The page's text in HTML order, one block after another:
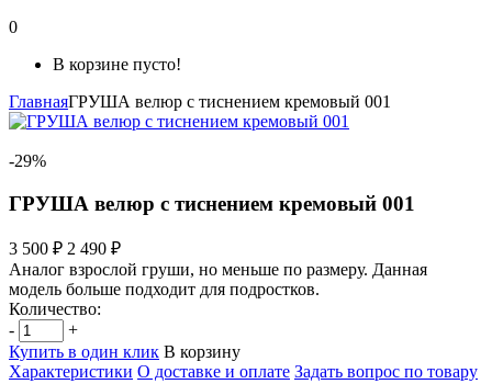
0
В корзине пусто!
ГлавнаяГРУША велюр с тиснением кремовый 001
-29%
ГРУША велюр с тиснением кремовый 001
3 500 ₽ 2 490 ₽
Аналог взрослой груши, но меньше по размеру. Данная
модель больше подходит для подростков.
Количество:
-
+
Купить в один клик В корзину
Характеристики О доставке и оплате Задать вопрос по товару